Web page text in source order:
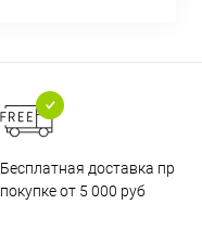
Бесплатная доставка при
покупке от 5 000 руб